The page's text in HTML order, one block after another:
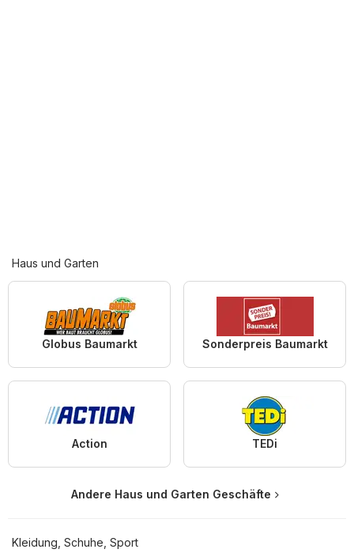
Haus und Garten
Globus Baumarkt Sonderpreis Baumarkt
Action TEDi
Andere Haus und Garten Geschäfte
Kleidung, Schuhe, Sport